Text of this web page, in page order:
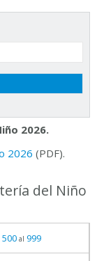
2026.
2026 (PDF).
del Niño
500al 999